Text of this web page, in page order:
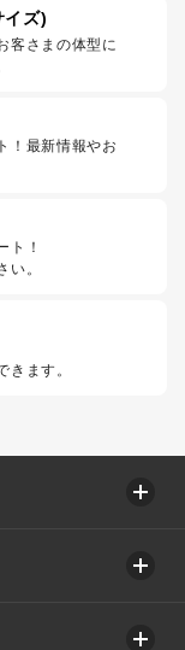
イズ)
客さまの体型に
！最新情報やお
ト！
い。
きます。